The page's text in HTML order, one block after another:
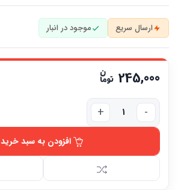
ارسال سریع موجود در انبار
245,000
افزودن به سبد خرید